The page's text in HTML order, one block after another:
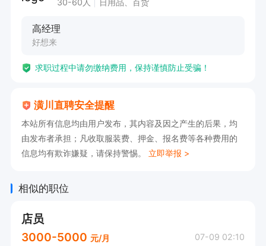
高经理
好想来
求职过程中请勿缴纳费用，保持谨慎防止受骗！
潢川直聘安全提醒
本站所有信息均由用户发布，其内容及因之产生的后果，均
由发布者承担；凡收取服装费、押金、报名费等各种费用的
信息均有欺诈嫌疑，请保持警惕。 立即举报 >
相似的职位
店员
3000-5000 元/月 07-09 02:10